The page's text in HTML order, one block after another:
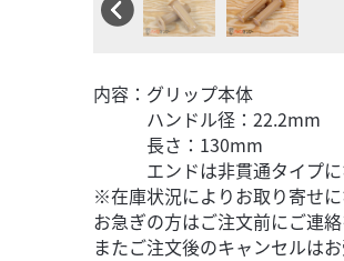
内容：グリップ本体
ハンドル径：22.2mm
長さ：130mm
エンドは非貫通タイプに
※在庫状況によりお取り寄せに
お急ぎの方はご注文前にご連絡
またご注文後のキャンセルは